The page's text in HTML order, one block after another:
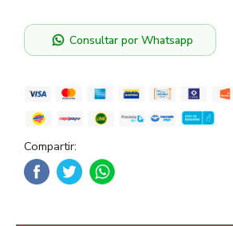
Consultar por Whatsapp
Compartir: